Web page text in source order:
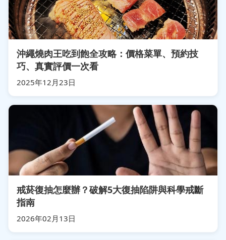
沖繩燒肉王吃到飽全攻略：價格菜單、預約技
巧、真實評價一次看
2025年12月23日
戒菸復抽怎麼辦？破解5大復抽陷阱與科學戒斷
指南
2026年02月13日